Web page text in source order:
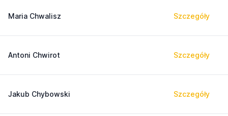
Maria Chwalisz Szczegóły
Antoni Chwirot Szczegóły
Jakub Chybowski Szczegóły